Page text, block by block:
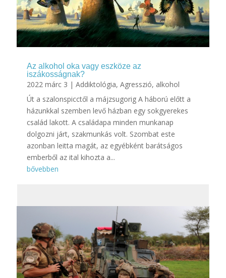
Az alkohol oka vagy eszköze az
iszákosságnak?
2022 márc 3 | Addiktológia, Agresszió, alkohol
Út a szalonspicctől a májzsugorig A háború előtt a
házunkkal szemben levő házban egy sokgyerekes
család lakott. A családapa minden munkanap
dolgozni járt, szakmunkás volt. Szombat este
azonban leitta magát, az egyébként barátságos
emberből az ital kihozta a...
bővebben